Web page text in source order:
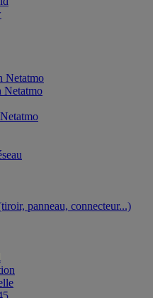
Netatmo
Netatmo
panneau, connecteur...)